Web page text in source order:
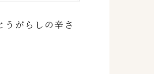
うがらしの辛さ